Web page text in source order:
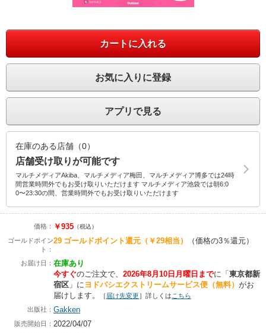
カートに入れる
お気に入りに登録
アプリで見る
在庫のある店舗（0）
店舗受け取りが可能です
マルチメディアAkiba、マルチメディア梅田、マルチメディア博多では24時
間営業時間外でもお受け取りいただけます マルチメディア池袋では朝6:0
0〜23:30の間、営業時間外でもお受け取りいただけます
価格： ￥935 （税込）
ゴールドポイン
ト：
29 ゴールドポイント還元 （￥29相当） （価格の3％還元）
お届け日： 在庫あり
今すぐのご注文で、 2026年8月10日月曜日までに 「 東京都新
宿区 」に ヨドバシエクストリームサービス便（無料） がお
届けします。
［届け先変更］詳しくは こちら
出版社： Gakken
販売開始日： 2022/04/07